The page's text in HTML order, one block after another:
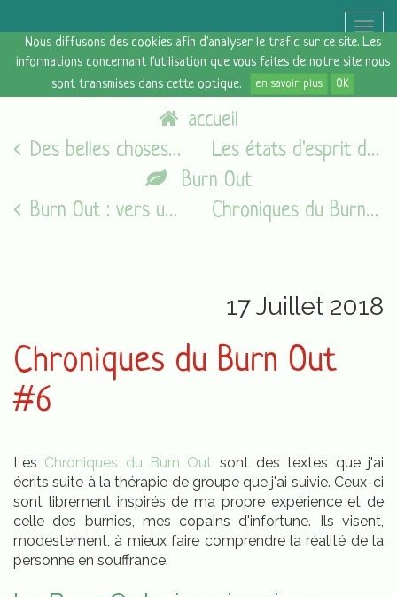
Nous diffusons des cookies afin d'analyser le trafic sur ce site. Les
informations concernant l'utilisation que vous faites de notre site nous
sont transmises dans cette optique.
en savoir plus OK
Toggle
accueil
Des belles choses [15 juillet 2018]
Les états d'esprit du vendredi [20/07/18]
Burn Out
Burn Out : vers une prise en charge adaptée
Chroniques du Burn Out #7
17 Juillet 2018
Chroniques du Burn Out
#6
Les Chroniques du Burn Out sont des textes que j'ai
écrits suite à la thérapie de groupe que j'ai suivie. Ceux-ci
sont librement inspirés de ma propre expérience et de
celle des burnies, mes copains d'infortune. Ils visent,
modestement, à mieux faire comprendre la réalité de la
personne en souffrance.